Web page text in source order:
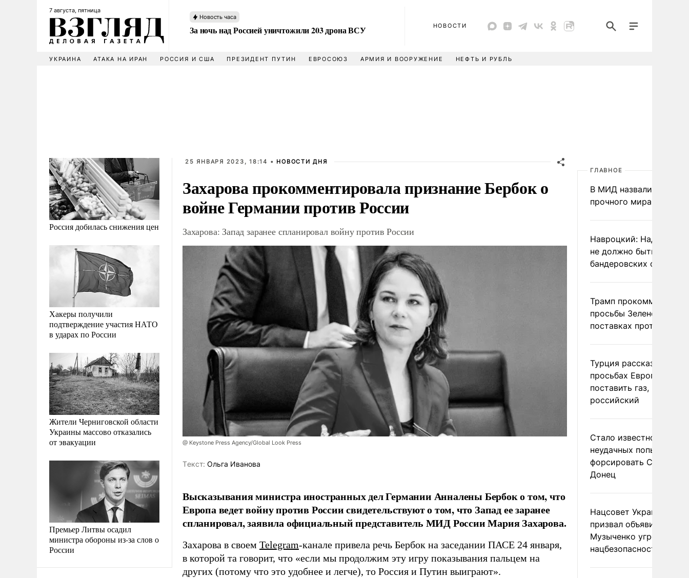
7 августа, пятница
Новость часа
За ночь над Россией уничтожили 203 дрона ВСУ НОВОСТИ
УКРАИНА АТАКА НА ИРАН РОССИЯ И США ПРЕЗИДЕНТ ПУТИН ЕВРОСОЮЗ АРМИЯ И ВООРУЖЕНИЕ НЕФТЬ И РУБЛЬ
Россия добилась снижения цен
Хакеры получили
подтверждение участия НАТО
в ударах по России
Жители Черниговской области
Украины массово отказались
от эвакуации
Премьер Литвы осадил
министра обороны из-за слов о
России
25 ЯНВАРЯ 2023, 18:14 • НОВОСТИ ДНЯ
Захарова прокомментировала признание Бербок о
войне Германии против России
Захарова: Запад заранее спланировал войну против России
@ Keystone Press Agency/Global Look Press
Tекст: Ольга Иванова
Высказывания министра иностранных дел Германии Анналены Бербок о том, что
Европа ведет войну против России свидетельствуют о том, что Запад ее заранее
спланировал, заявила официальный представитель МИД России Мария Захарова.
Захарова в своем Telegram-канале привела речь Бербок на заседании ПАСЕ 24 января,
в которой та говорит, что «если мы продолжим эту игру показывания пальцем на
других (потому что это удобнее и легче), то Россия и Путин выиграют».
ГЛАВНОЕ
В МИД назвали условия
прочного мира на
Навроцкий: Над
не должно быть
бандеровских флагов
Трамп
просьбы Зеленского о
поставках
Турция рассказала о
просьбах Европы
поставить газ, но не
российский
Стало известно о
неудачных попытках
форсировать
Донец
Нацсовет Украины по
призвал объявить
Музыченко угрозой
нацбезопасности